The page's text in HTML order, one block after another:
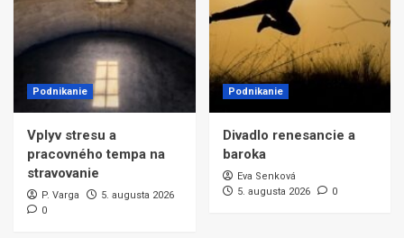
Podnikanie
Vplyv stresu a
pracovného tempa na
stravovanie
P. Varga
5. augusta 2026
0
Podnikanie
Divadlo renesancie a
baroka
Eva Senková
5. augusta 2026
0